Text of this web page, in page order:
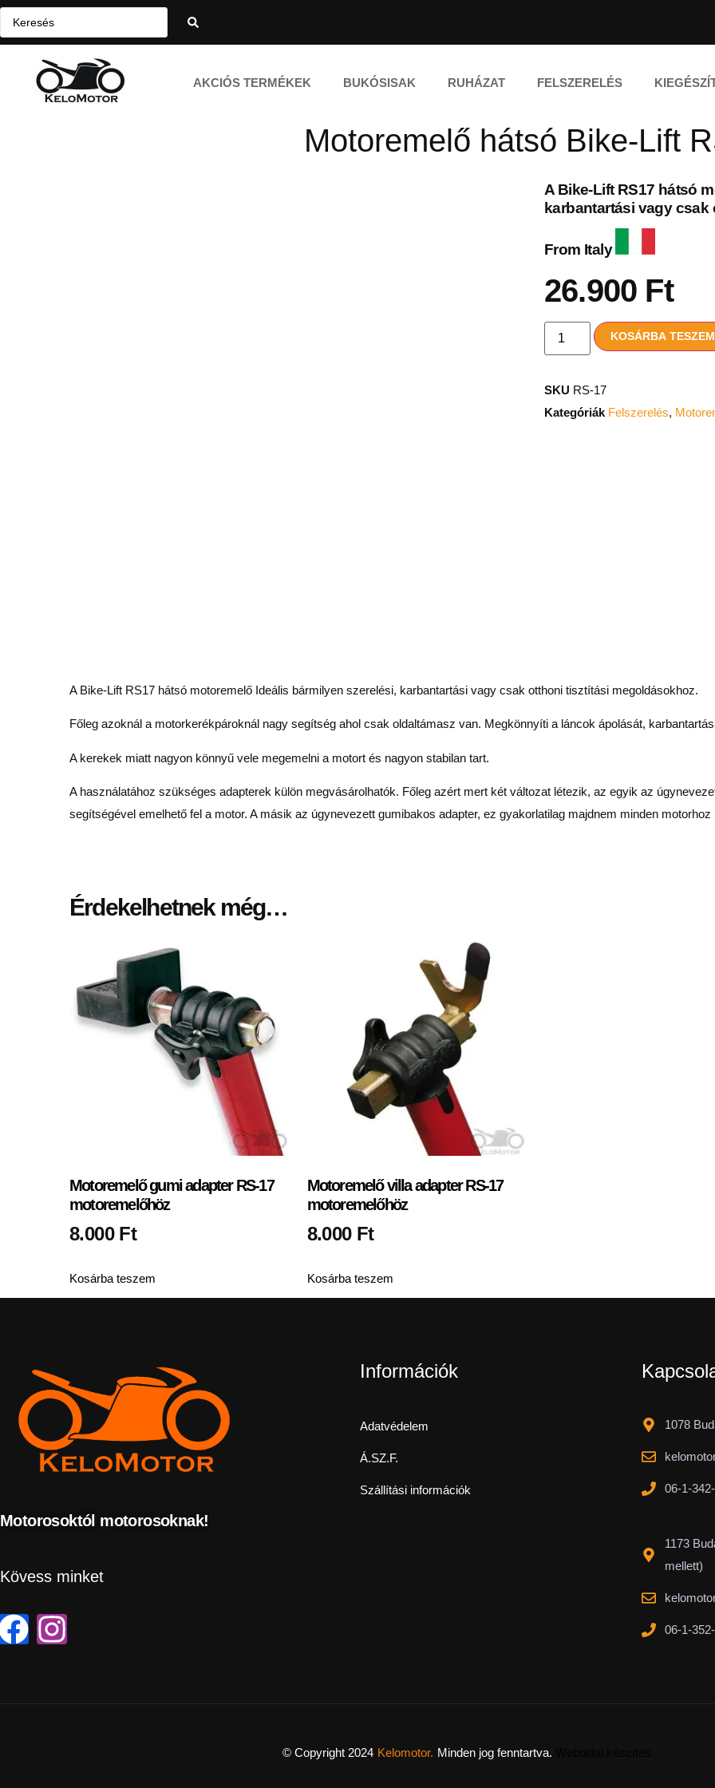
AKCIÓS TERMÉKEK BUKÓSISAK RUHÁZAT FELSZERELÉS
Motoremelő hátsó Bike-Lift
A Bike-Lift RS17 hátsó
karbantartási vagy
From Italy
26.900 Ft
KOSÁRBA TESZEM
SKU RS-17
Kategóriák Felszerelés,
A Bike-Lift RS17 hátsó motoremelő Ideális bármilyen szerelési, karbantartási vagy csak otthoni tisztítási megoldásokhoz.
Főleg azoknál a motorkerékpároknál nagy segítség ahol csak oldaltámasz van. Megkönnyíti a láncok ápolását,
A kerekek miatt nagyon könnyű vele megemelni a motort és nagyon stabilan tart.
A használatához szükséges adapterek külön megvásárolhatók. Főleg azért mert két változat létezik, az egyik az
segítségével emelhető fel a motor. A másik az úgynevezett gumibakos adapter, ez gyakorlatilag majdnem minden motorhoz
Érdekelhetnek még…
Motoremelő gumi adapter RS-17
motoremelőhöz
8.000 Ft
Kosárba teszem
Motoremelő villa adapter RS-17
motoremelőhöz
8.000 Ft
Kosárba teszem
Motorosoktól motorosoknak!
Kövess minket
Információk
Adatvédelem
Á.SZ.F.
Szállítási információk
1078
06-1-
1173
mellett)
06-1-
© Copyright 2024 Kelomotor. Minden jog fenntartva.